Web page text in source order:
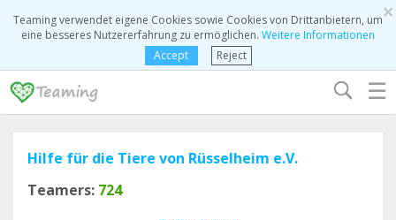
×
Teaming verwendet eigene Cookies sowie Cookies von Drittanbietern, um
eine besseres Nutzererfahrung zu ermöglichen. Weitere Informationen
Accept
Reject
☰
Hilfe für die Tiere von Rüsselheim e.V.
Teamers: 724